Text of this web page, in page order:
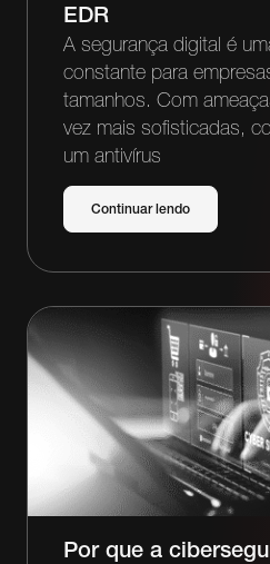
EDR
A segurança digital é
constante para
tamanhos. Com
vez mais sofisticadas,
um antivírus
Continuar lendo
Por que a